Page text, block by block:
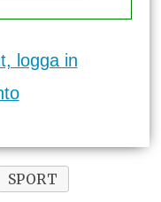
logga in
SPORT